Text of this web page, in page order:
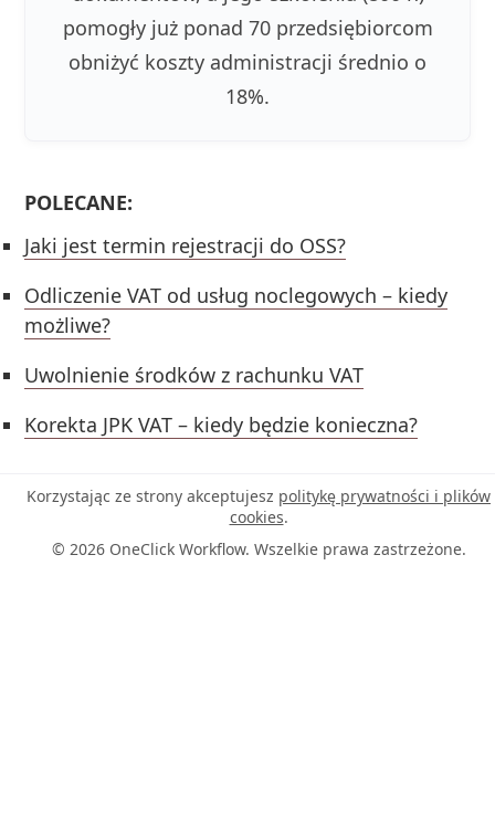
pomogły już ponad 70 przedsiębiorcom
obniżyć koszty administracji średnio o
18%.
POLECANE:
Jaki jest termin rejestracji do OSS?
Odliczenie VAT od usług noclegowych – kiedy
możliwe?
Uwolnienie środków z rachunku VAT
Korekta JPK VAT – kiedy będzie konieczna?
Korzystając ze strony akceptujesz politykę prywatności i plików
cookies.
© 2026 OneClick Workflow. Wszelkie prawa zastrzeżone.